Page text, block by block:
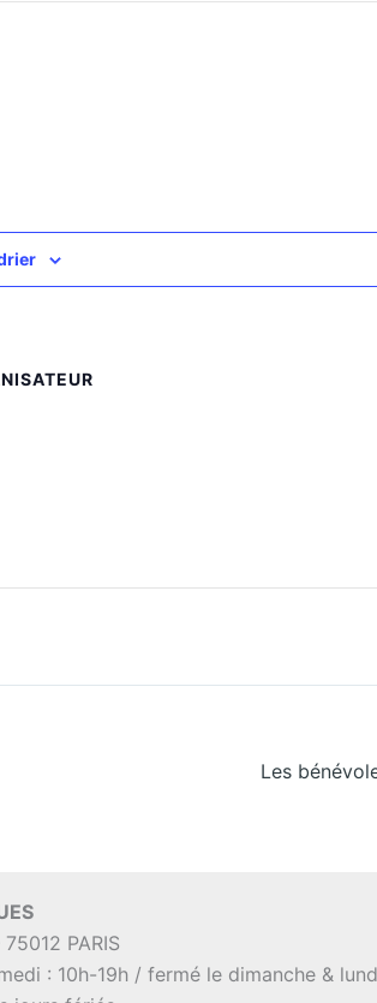
Les
PARIS
: 10h-19h / fermé le dimanche &